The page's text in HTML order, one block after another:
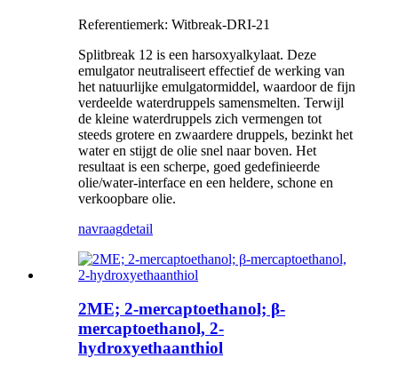
Referentiemerk: Witbreak-DRI-21
Splitbreak 12 is een harsoxyalkylaat. Deze
emulgator neutraliseert effectief de werking van
het natuurlijke emulgatormiddel, waardoor de fijn
verdeelde waterdruppels samensmelten. Terwijl
de kleine waterdruppels zich vermengen tot
steeds grotere en zwaardere druppels, bezinkt het
water en stijgt de olie snel naar boven. Het
resultaat is een scherpe, goed gedefinieerde
olie/water-interface en een heldere, schone en
verkoopbare olie.
navraagdetail
2ME; 2-mercaptoethanol; β-
mercaptoethanol, 2-
hydroxyethaanthiol